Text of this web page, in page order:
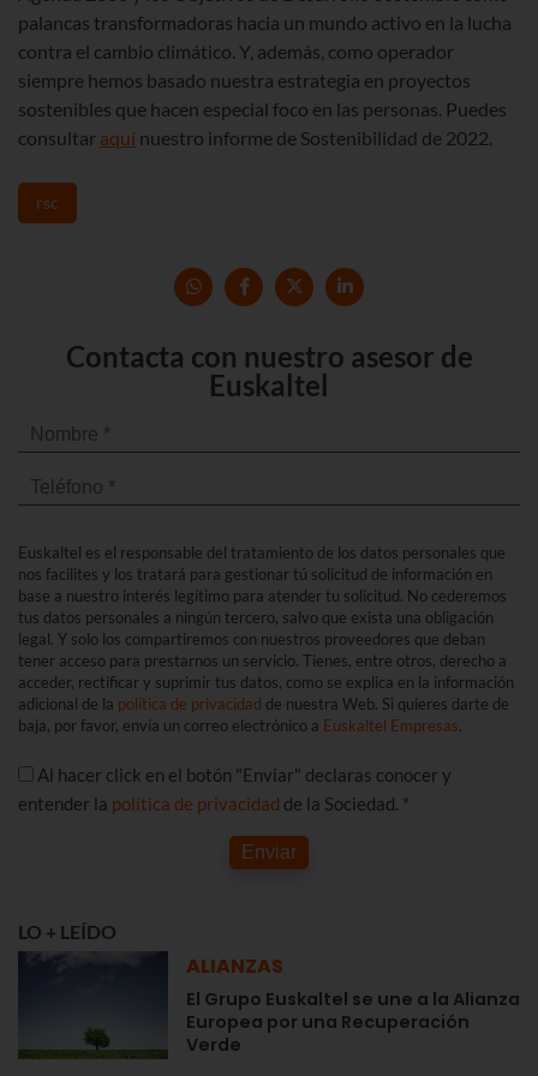
palancas transformadoras hacia un mundo activo en la lucha
contra el cambio climático. Y, además, como operador
siempre hemos basado nuestra estrategia en proyectos
sostenibles que hacen especial foco en las personas. Puedes
consultar aquí nuestro informe de Sostenibilidad de 2022.
rsc
Contacta con nuestro asesor de
Euskaltel
Euskaltel es el responsable del tratamiento de los datos personales que
nos facilites y los tratará para gestionar tú solicitud de información en
base a nuestro interés legítimo para atender tu solicitud. No cederemos
tus datos personales a ningún tercero, salvo que exista una obligación
legal. Y solo los compartiremos con nuestros proveedores que deban
tener acceso para prestarnos un servicio. Tienes, entre otros, derecho a
acceder, rectificar y suprimir tus datos, como se explica en la información
adicional de la política de privacidad de nuestra Web. Si quieres darte de
baja, por favor, envía un correo electrónico a Euskaltel Empresas.
Al hacer click en el botón "Enviar" declaras conocer y
entender la política de privacidad de la Sociedad. *
Enviar
LO + LEÍDO
ALIANZAS
El Grupo Euskaltel se une a la Alianza
Europea por una Recuperación
Verde